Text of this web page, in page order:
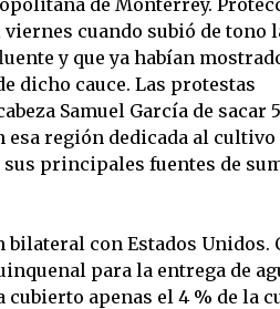
cuando subió de tono
y que ya habían
dicho cauce. Las protestas
Samuel García de sacar
esa región dedicada al cultivo
sus principales fuentes de
con Estados Unidos.
para la entrega de
apenas el 4 % de la